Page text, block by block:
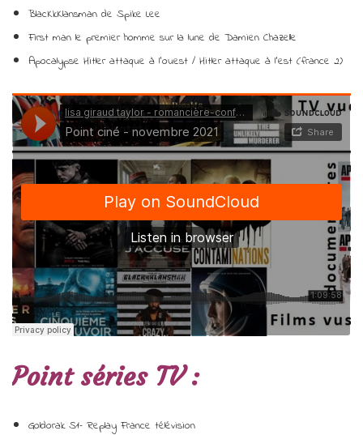
BlacKkKlansman de Spike Lee
First man le premier homme sur la lune de Damien Chazelle
Apocalypse Hitler attaque à l’ouest / Hitler attaque à l’est (france 2)
Point séries TV :
Goldorak S1– Replay France télévision